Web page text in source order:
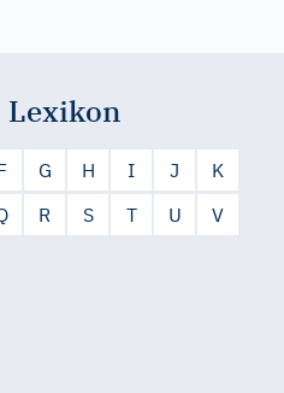
Lexikon
G H I J
K
R S T U
V